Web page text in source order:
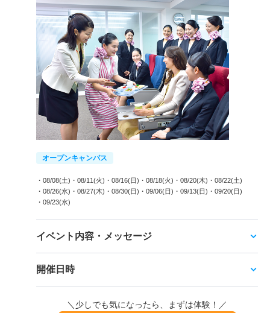
オープンキャンパス
・08/08(土) ・08/11(火) ・08/16(日) ・08/18(火) ・08/20(木) ・08/22(土)
・08/26(水) ・08/27(木) ・08/30(日) ・09/06(日) ・09/13(日) ・09/20(日)
・09/23(水)
イベント内容・メッセージ
開催日時
＼少しでも気になったら、まずは体験！／